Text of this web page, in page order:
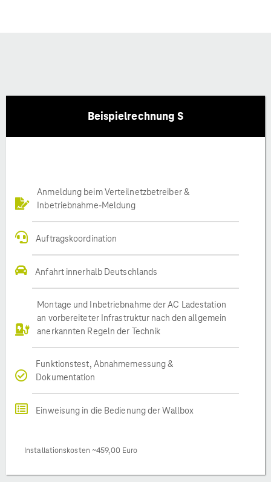
Beispielrechnung S
Anmeldung beim Verteilnetzbetreiber &
Inbetriebnahme-Meldung
Auftragskoordination
Anfahrt innerhalb Deutschlands
Montage und Inbetriebnahme der AC Ladestation
an vorbereiteter Infrastruktur nach den allgemein
anerkannten Regeln der Technik
Funktionstest, Abnahmemessung &
Dokumentation
Einweisung in die Bedienung der Wallbox
Installationskosten ~459,00 Euro